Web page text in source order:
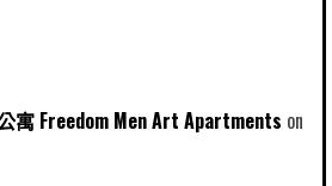
寓 Freedom Men Art Apartments